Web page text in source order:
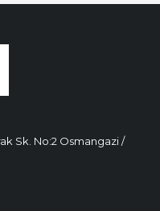
Sk. No:2 Osmangazi /